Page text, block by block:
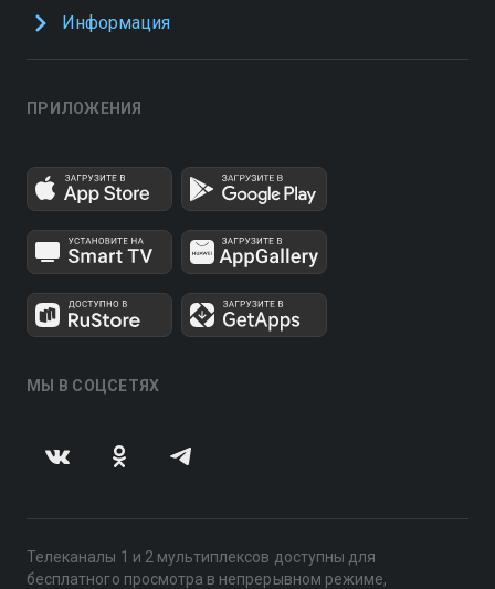
Информация
ПРИЛОЖЕНИЯ
МЫ В СОЦСЕТЯХ
Телеканалы 1 и 2 мультиплексов доступны для
бесплатного просмотра в непрерывном режиме,